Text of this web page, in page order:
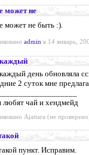
может не
может не быть :).
admin в 14 январь,
день обновляла
2 суток мне
любят чай и хендмейд
Ajattara (не
пункт. Исправим.